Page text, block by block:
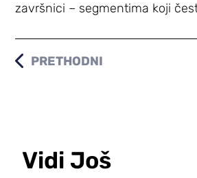
završnici – segmentima koji
PRETHODNI
Vidi Još